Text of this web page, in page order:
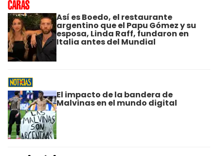
Así es Boedo, el restaurante
argentino que el Papu Gómez y su
esposa, Linda Raff, fundaron en
Italia antes del Mundial
El impacto de la bandera de
Malvinas en el mundo digital